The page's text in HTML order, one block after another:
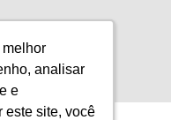
analisar
e
este site, você
analisar
e
este site, você